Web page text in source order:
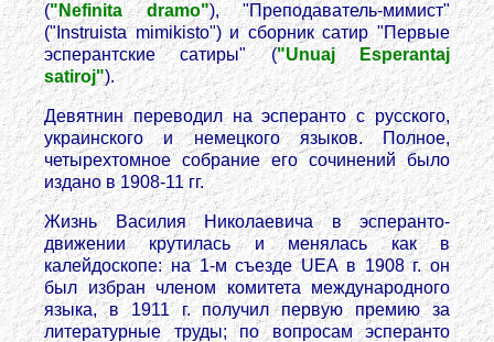
("Nefinita dramo"), "Преподаватель-мимист"
("Instruista mimikisto") и сборник сатир "Первые
эсперантские сатиры" ("Unuaj Esperantaj
satiroj").
Девятнин переводил на эсперанто с русского,
украинского и немецкого языков. Полное,
четырехтомное собрание его сочинений было
издано в 1908-11 гг.
Жизнь Василия Николаевича в эсперанто-
движении крутилась и менялась как в
калейдоскопе: на 1-м съезде UEA в 1908 г. он
был избран членом комитета международного
языка, в 1911 г. получил первую премию за
литературные труды; по вопросам эсперанто